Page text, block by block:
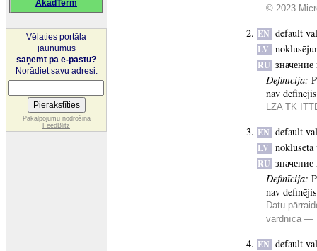
AkadTerm
Vēlaties portāla
jaunumus
saņemt pa e-pastu?
Norādiet savu adresi:
Pakalpojumu nodrošina
FeedBlitz
© 2023
EN default
LV
RU
Definīcija:
nav
LZA TK
EN default
LV noklusētā
RU
Definīcija:
nav
Datu
vārdnīca —
EN default